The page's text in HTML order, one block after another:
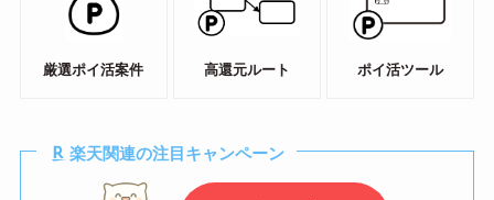
厳選ポイ活案件 高還元ルート ポイ活ツール
楽天関連の注目キャンペーン